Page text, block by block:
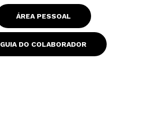
a
t
s
a
p
ÁREA PESSOAL
GUIA DO COLABORADOR